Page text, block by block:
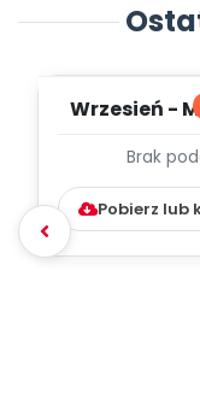
Wrzesień -
Brak
Pobierz lub